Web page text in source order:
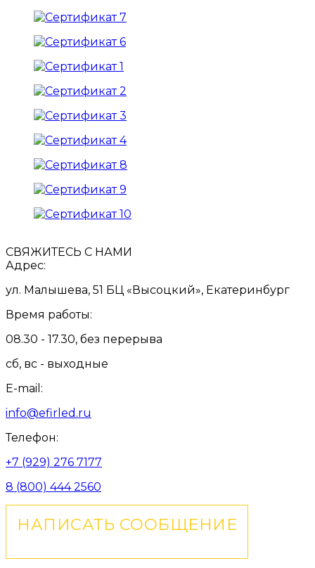
СВЯЖИТЕСЬ С НАМИ
Адрес:
ул. Малышева, 51 БЦ «Высоцкий», Екатеринбург
Время работы:
08.30 - 17.30, без перерыва
сб, вс - выходные
E-mail:
info@efirled.ru
Телефон:
+7 (929) 276 7177
8 (800) 444 2560
НАПИСАТЬ СООБЩЕНИЕ